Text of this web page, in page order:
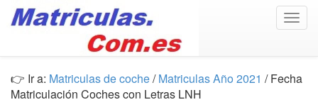
👉 Ir a: Matriculas de coche/Matriculas Año 2021 / Fecha
Matriculación Coches con Letras LNH